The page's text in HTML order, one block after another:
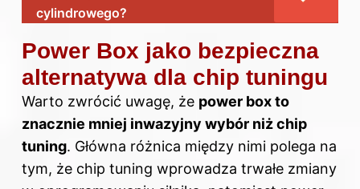
cylindrowego?
Power Box jako bezpieczna
alternatywa dla chip tuningu
Warto zwrócić uwagę, że power box to
znacznie mniej inwazyjny wybór niż chip
tuning. Główna różnica między nimi polega na
tym, że chip tuning wprowadza trwałe zmiany